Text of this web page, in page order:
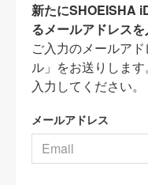
新たにSHOEISHA
るメールアドレスを
ご入力のメールア
ル」をお送りしま
入力してください。
メールアドレス